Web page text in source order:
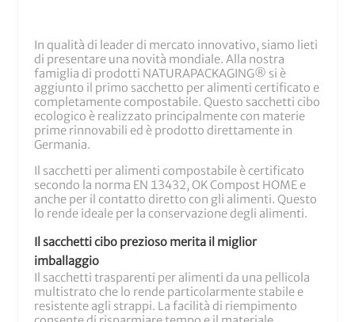
In qualità di leader di mercato innovativo, siamo lieti
di presentare una novità mondiale. Alla nostra
famiglia di prodotti NATURAPACKAGING® si è
aggiunto il primo sacchetto per alimenti certificato e
completamente compostabile. Questo sacchetti cibo
ecologico è realizzato principalmente con materie
prime rinnovabili ed è prodotto direttamente in
Germania.
Il sacchetti per alimenti compostabile è certificato
secondo la norma EN 13432, OK Compost HOME e
anche per il contatto diretto con gli alimenti. Questo
lo rende ideale per la conservazione degli alimenti.
Il sacchetti cibo prezioso merita il miglior
imballaggio
Il sacchetti trasparenti per alimenti da una pellicola
multistrato che lo rende particolarmente stabile e
resistente agli strappi. La facilità di riempimento